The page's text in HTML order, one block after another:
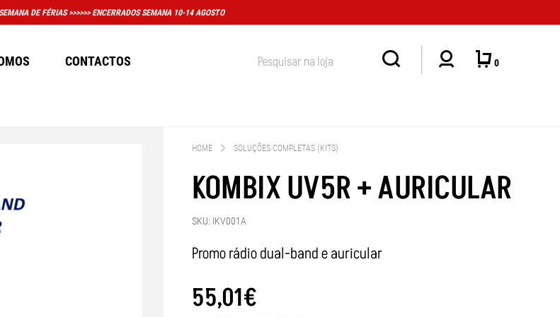
EM MASSAMÁ DEIXOU DE TER HORÁRIO CONVENCIONAL DE ATENDIMENTO
CONTACTOS 0
HOME SOLUÇÕES COMPLETAS (KITS)
KOMBIX UV5R + AURICULAR
SKU: IKV001A
Promo rádio dual-band e auricular
55,01€